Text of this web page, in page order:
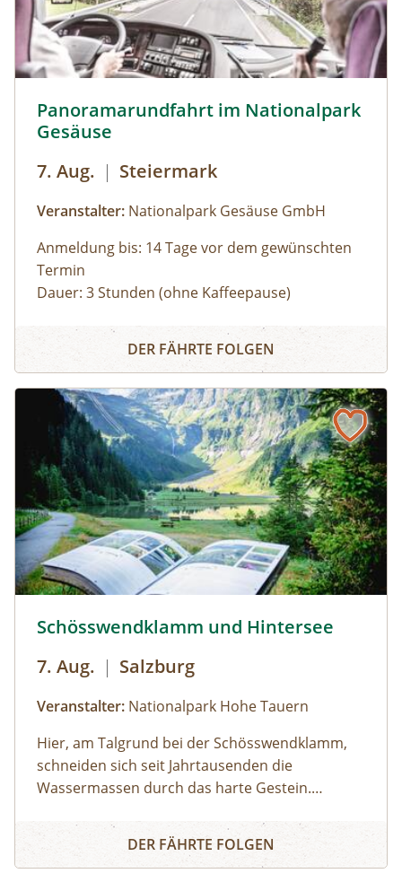
Panoramarundfahrt im Nationalpark
Gesäuse
7. Aug. | Steiermark
Veranstalter: Nationalpark Gesäuse GmbH
Anmeldung bis: 14 Tage vor dem gewünschten
Termin
Dauer: 3 Stunden (ohne Kaffeepause)
Gesäuse mit Nationalpark Ranger:in – wilde
Natur und besondere Orte.
Bus muss gestellt werden. Auf Wunsch ist eine
Kaffeepause im Nationalpark Pavillon
Gstatterboden möglich (nicht im Preis
inkludiert, muss selbst organisiert
werden).Wetterfeste Bekleidung und festes
Schuhwerk für Zwischenstopps ist
empfehlenswert.
Panoramarundfahrt im Nationalpark Gesäuse
DER FÄHRTE FOLGEN
Schösswendklamm und Hintersee
7. Aug. | Salzburg
Veranstalter: Nationalpark Hohe Tauern
Hier, am Talgrund bei der Schösswendklamm,
schneiden sich seit Jahrtausenden die
Wassermassen durch das harte Gestein.
Kolke und kleine Wasserfälle entstanden. Der
Klamm folgend geht es weiter bis zum Hintersee
Schösswendklamm und Hintersee
DER FÄHRTE FOLGEN